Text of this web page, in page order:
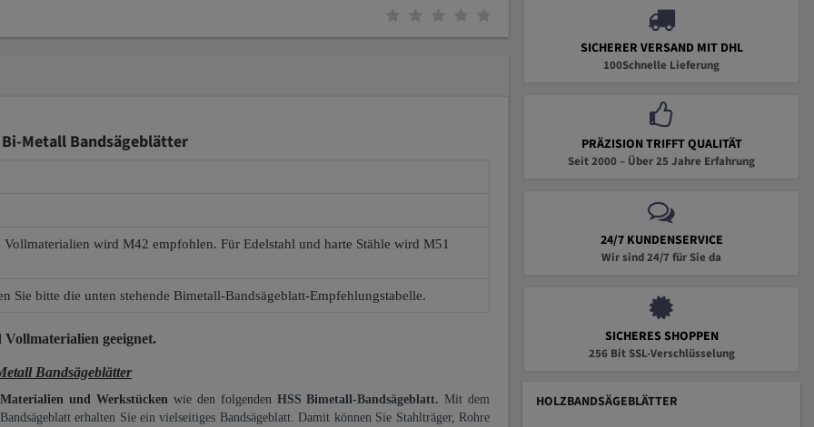
Bi-Metall Bandsägeblätter
wird M42 empfohlen. Für Edelstahl und harte Stähle wird M51
Sie bitte die unten stehende Bimetall-Bandsägeblatt-Empfehlungstabelle.
geeignet.
Bandsägeblätter
und Werkstücken wie den folgenden HSS Bimetall-Bandsägeblatt. Mit dem
erhalten Sie ein vielseitiges Bandsägeblatt. Damit können Sie Stahlträger, Rohre
SICHERER VERSAND MIT DHL
100Schnelle Lieferung
PRÄZISION TRIFFT QUALITÄT
Seit 2000 – Über 25 Jahre Erfahrung
24/7 KUNDENSERVICE
Wir sind 24/7 für Sie da
SICHERES SHOPPEN
256 Bit SSL-Verschlüsselung
HOLZBANDSÄGEBLÄTTER